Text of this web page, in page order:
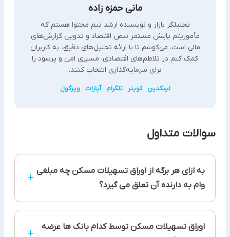
مانی حمزه زاده
تحلیلگر بازار و نویسنده ارشد تیم محتوا هستم که
مأموریتم پایش مستمر نبض اقتصاد و تدوین گزارش‌های
مالی است. می‌کوشم تا با ارائه تحلیل‌های دقیق، به کاربران
کمک کنم در تلاطم‌های اقتصادی، مسیری امن و پرسود را
برای سرمایه‌گذاری انتخاب کنند.
لینکدین تویتر تلگرام آپارات ویرگول
سوالات متداول
به ازای هر برگه از اوراق تسهیلات مسکن چه مبلغی
وام به دارنده آن تعلق می گیرد؟
+
500 هزار تومان وام به شما تعلق خواهد گرفت
اوراق تسهیلات مسکن توسط کدام بانک ها عرضه
+